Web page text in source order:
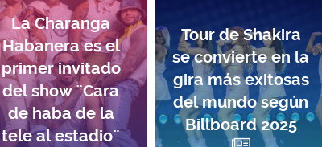
La Charanga
Habanera es el
primer invitado
del show ¨Cara
de haba de la
tele al estadio¨
Tour de Shakira
se convierte en la
gira más exitosas
del mundo según
Billboard 2025